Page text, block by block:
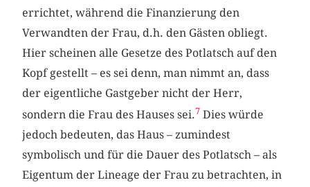
errichtet, während die Finanzierung den
Verwandten der Frau, d.h. den Gästen obliegt.
Hier scheinen alle Gesetze des Potlatsch auf den
Kopf gestellt – es sei denn, man nimmt an, dass
der eigentliche Gastgeber nicht der Herr,
sondern die Frau des Hauses sei.7 Dies würde
jedoch bedeuten, das Haus – zumindest
symbolisch und für die Dauer des Potlatsch – als
Eigentum der Lineage der Frau zu betrachten, in